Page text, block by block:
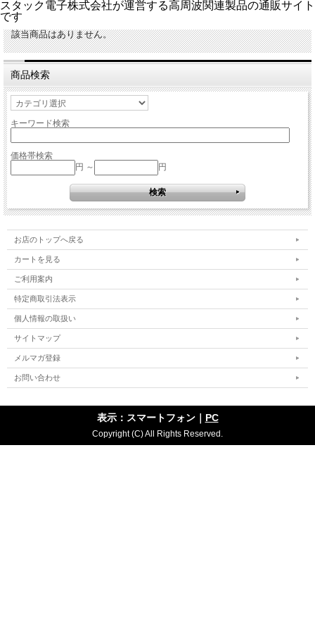
スタック電子株式会社が運営する高周波関連製品の通販サイト
です
該当商品はありません。
商品検索
キーワード検索
価格帯検索
円 ～
円
お店のトップへ戻る
カートを見る
ご利用案内
特定商取引法表示
個人情報の取扱い
サイトマップ
メルマガ登録
お問い合わせ
表示：スマートフォン｜ PC
Copyright (C) All Rights Reserved.